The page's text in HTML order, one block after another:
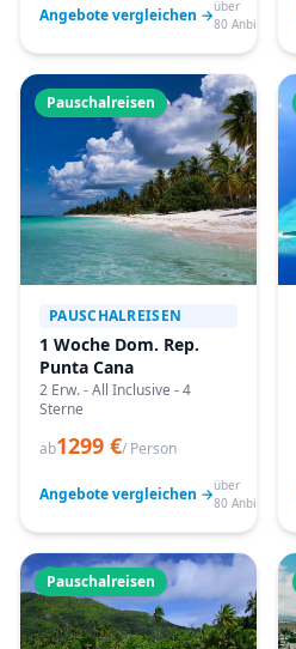
Angebote vergleichen →über
80 Anbieter
Pauschalreisen
PAUSCHALREISEN
1 Woche Dom. Rep.
Punta Cana
2 Erw. - All Inclusive - 4
Sterne
ab1299 €/ Person
Angebote vergleichen →über
80 Anbieter
Pauschalreisen